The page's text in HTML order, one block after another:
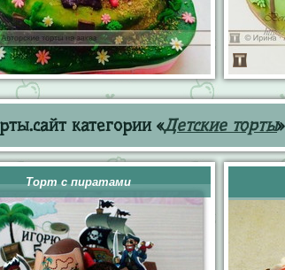
категории «Детские торты»
Торт с пиратами